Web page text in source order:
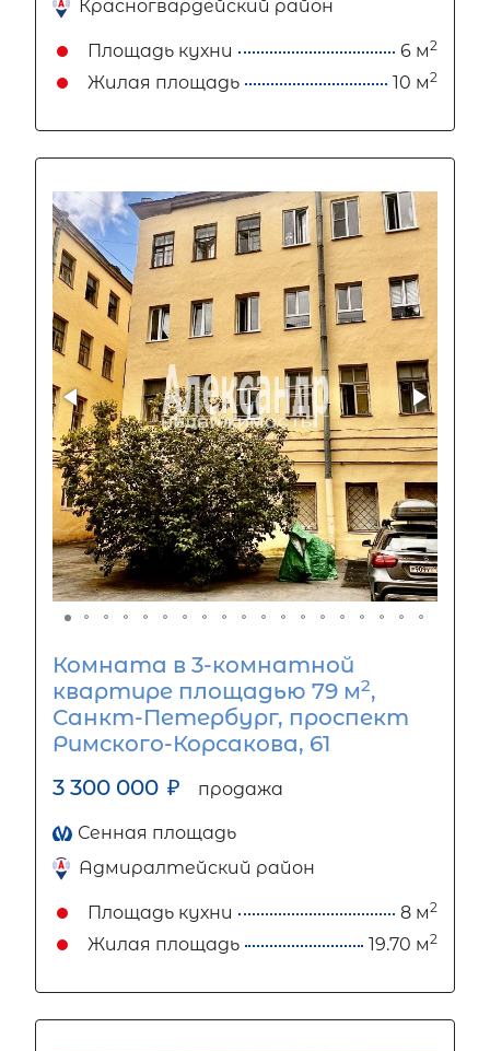
Красногвардейский район
Площадь кухни 6 м2
Жилая площадь 10 м2
Комната в 3-комнатной
квартире площадью 79 м2,
Санкт-Петербург, проспект
Римского-Корсакова, 61
3 300 000 ₽ продажа
Сенная площадь
Адмиралтейский район
Площадь кухни 8 м2
Жилая площадь 19.70 м2